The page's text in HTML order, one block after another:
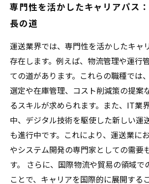
専門性を活かしたキャリアパス
長の道
運送業界では、専門性を活かしたキャ
存在します。例えば、物流管理や運行
ての道があります。これらの職種では
選定や在庫管理、コスト削減策の提案
るスキルが求められます。また、IT業
中、デジタル技術を駆使した新しい運
も進行中です。これにより、運送業に
やシステム開発の専門家としての需要
す。 さらに、国際物流や貿易の領域で
ことで、キャリアを国際的に展開する